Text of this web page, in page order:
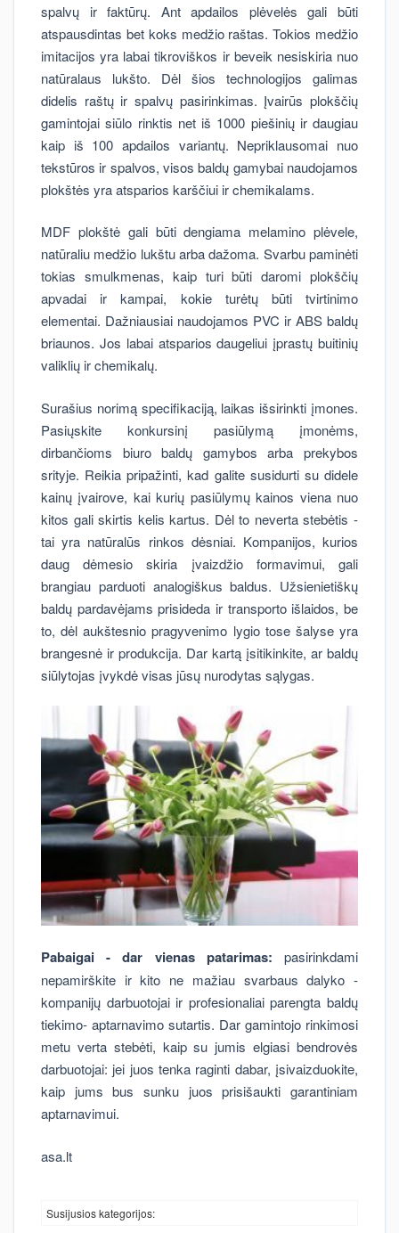
spalvų ir faktūrų. Ant apdailos plėvelės gali būti
atspausdintas bet koks medžio raštas. Tokios medžio
imitacijos yra labai tikroviškos ir beveik nesiskiria nuo
natūralaus lukšto. Dėl šios technologijos galimas
didelis raštų ir spalvų pasirinkimas. Įvairūs plokščių
gamintojai siūlo rinktis net iš 1000 piešinių ir daugiau
kaip iš 100 apdailos variantų. Nepriklausomai nuo
tekstūros ir spalvos, visos baldų gamybai naudojamos
plokštės yra atsparios karščiui ir chemikalams.
MDF plokštė gali būti dengiama melamino plėvele,
natūraliu medžio lukštu arba dažoma. Svarbu paminėti
tokias smulkmenas, kaip turi būti daromi plokščių
apvadai ir kampai, kokie turėtų būti tvirtinimo
elementai. Dažniausiai naudojamos PVC ir ABS baldų
briaunos. Jos labai atsparios daugeliui įprastų buitinių
valiklių ir chemikalų.
Surašius norimą specifikaciją, laikas išsirinkti įmones.
Pasiųskite konkursinį pasiūlymą įmonėms,
dirbančioms biuro baldų gamybos arba prekybos
srityje. Reikia pripažinti, kad galite susidurti su didele
kainų įvairove, kai kurių pasiūlymų kainos viena nuo
kitos gali skirtis kelis kartus. Dėl to neverta stebėtis -
tai yra natūralūs rinkos dėsniai. Kompanijos, kurios
daug dėmesio skiria įvaizdžio formavimui, gali
brangiau parduoti analogiškus baldus. Užsienietiškų
baldų pardavėjams prisideda ir transporto išlaidos, be
to, dėl aukštesnio pragyvenimo lygio tose šalyse yra
brangesnė ir produkcija. Dar kartą įsitikinkite, ar baldų
siūlytojas įvykdė visas jūsų nurodytas sąlygas.
Pabaigai - dar vienas patarimas: pasirinkdami
nepamirškite ir kito ne mažiau svarbaus dalyko -
kompanijų darbuotojai ir profesionaliai parengta baldų
tiekimo- aptarnavimo sutartis. Dar gamintojo rinkimosi
metu verta stebėti, kaip su jumis elgiasi bendrovės
darbuotojai: jei juos tenka raginti dabar, įsivaizduokite,
kaip jums bus sunku juos prisišaukti garantiniam
aptarnavimui.
asa.lt
Susijusios kategorijos: